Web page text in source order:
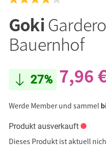
Goki
Bauernhof
27% 7,96
Werde Member und sammel
Produkt ausverkauft
Dieses Produkt ist aktuell